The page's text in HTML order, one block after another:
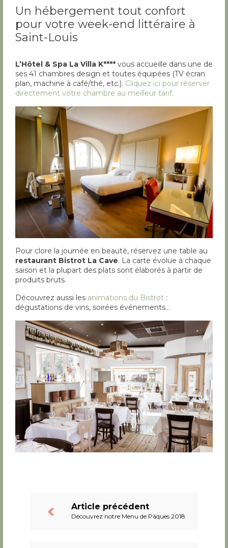
Un hébergement tout confort
pour votre week-end littéraire à
Saint-Louis
L’Hôtel & Spa La Villa K**** vous accueille dans une de
ses 41 chambres design et toutes équipées (TV écran
plan, machine à café/thé, etc.). Cliquez ici pour réserver
directement votre chambre au meilleur tarif.
Pour clore la journée en beauté, réservez une table au
restaurant Bistrot La Cave. La carte évolue à chaque
saison et la plupart des plats sont élaborés à partir de
produits bruts.
Découvrez aussi les animations du Bistrot :
dégustations de vins, soirées événements…
Article précédent
Découvrez notre Menu de Pâques 2018